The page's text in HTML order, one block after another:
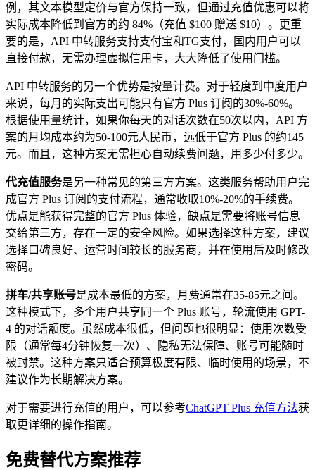
例，其文本模型定价与官方保持一致，但通过充值优惠可以将
实际成本降低到官方的约 84%（充值 $100 赠送 $10）。更重
要的是，API 中转服务支持支付宝和TG支付，国内用户可以
直接付款，无需办理虚拟信用卡，大大降低了使用门槛。
API 中转服务的另一个优势是按量计费。对于轻度到中度用户
来说，每月的实际支出可能只有官方 Plus 订阅的30%-60%。
根据使用量统计，如果你每天的对话次数在50次以内，API 方
案的月均成本约为50-100元人民币，远低于官方 Plus 的约145
元。而且，这种方案无需担心自动续费问题，用多少付多少。
代充值服务是另一种常见的第三方方案。这类服务帮助用户完
成官方 Plus 订阅的支付流程，通常收取10%-20%的手续费。
优点是能获得完整的官方 Plus 体验，缺点是需要将账号信息
交给第三方，存在一定的安全风险。如果选择这种方案，建议
选择口碑良好、运营时间较长的服务商，并在使用后及时修改
密码。
拼车/共享账号是成本最低的方案，月费通常在35-85元之间。
这种模式下，多个用户共享同一个 Plus 账号，轮流使用 GPT-
4 的对话额度。虽然成本很低，但问题也很明显：使用次数受
限（通常每4分钟恢复一次）、隐私无法保障、账号可能随时
被封禁。这种方案只适合预算极度有限、临时使用的场景，不
建议作为长期解决方案。
对于需要进行充值的用户，可以参考ChatGPT Plus 充值方法获
取更详细的操作指南。
免费替代方案推荐